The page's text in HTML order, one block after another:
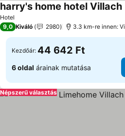
Hotel
harry's home hotel Villach
9,0 Kiváló 2980 3.3 km-re innen:
Kezdőár: 44 642 Ft
6 oldal árainak mutatása
Népszerű választás